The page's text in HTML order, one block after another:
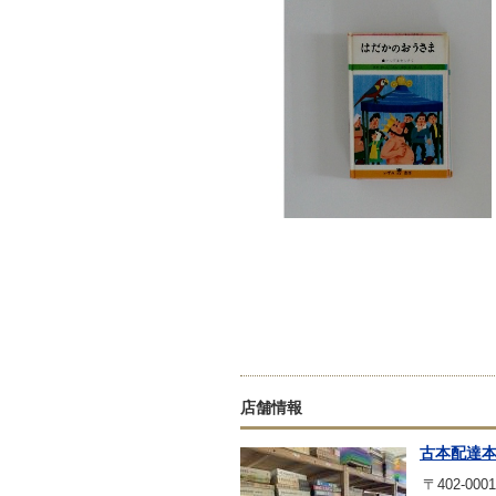
店舗情報
古本配達
〒402-0001